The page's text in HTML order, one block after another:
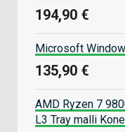
194,90 €
Microsoft
135,90 €
AMD Ryzen 7
L3 Tray malli